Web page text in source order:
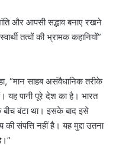
और आपसी सद्भाव बनाए रखने
तत्वों की भ्रामक कहानियों”
“मान साहब असंवैधानिक तरीके
यह पानी पूरे देश का है। भारत
बंटा था। इसके बाद इसे
की संपत्ति नहीं है। यह मुद्दा उतना